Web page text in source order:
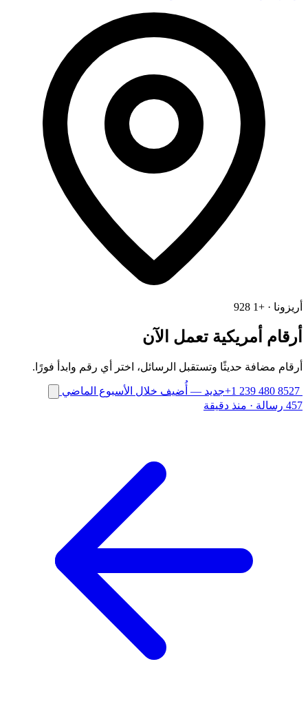
أريزونا · +1 928
أرقام أمريكية تعمل الآن
أرقام مضافة حديثًا وتستقبل الرسائل، اختر أي رقم وابدأ فورًا.
+1 239 480 8527جديد — أُضيف خلال الأسبوع الماضي
457 رسالة
· منذ دقيقة